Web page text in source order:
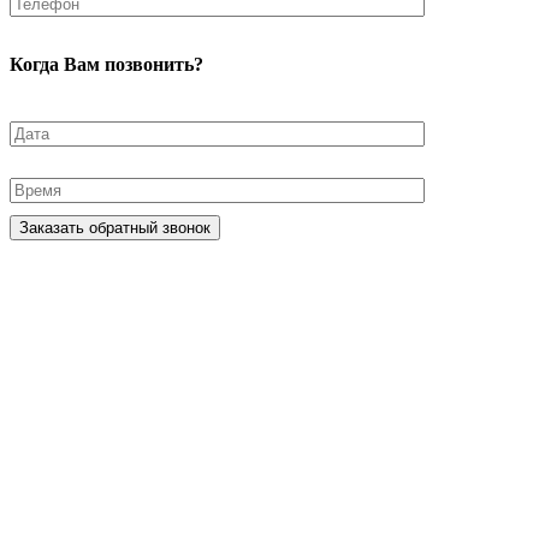
Когда Вам позвонить?